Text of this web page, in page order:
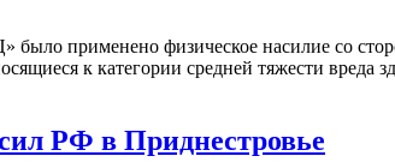
было применено физическое насилие со
к категории средней тяжести вреда
РФ в Приднестровье